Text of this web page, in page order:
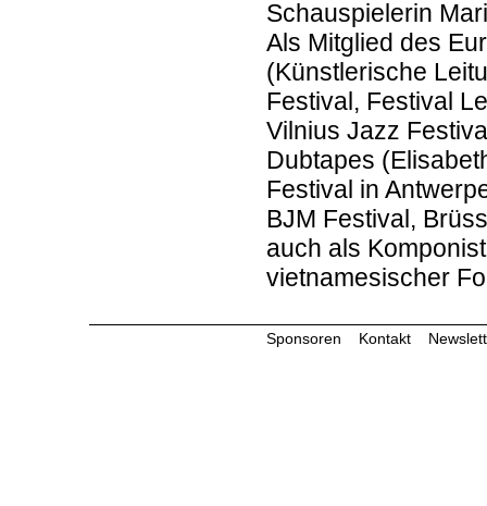
Schauspielerin
Als Mitglied des
(Künstlerische
Festival, Festival
Vilnius Jazz
Dubtapes
Festival in
BJM Festival,
auch als
vietnamesischer
Sponsoren Kontakt